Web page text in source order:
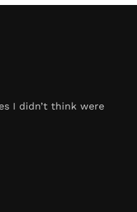
I didn’t think were